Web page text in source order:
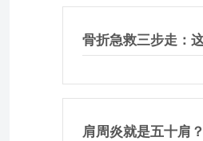
骨折急救三步走：
肩周炎就是五十肩